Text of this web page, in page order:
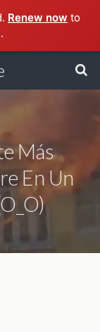
Renew now to
Más
En Un